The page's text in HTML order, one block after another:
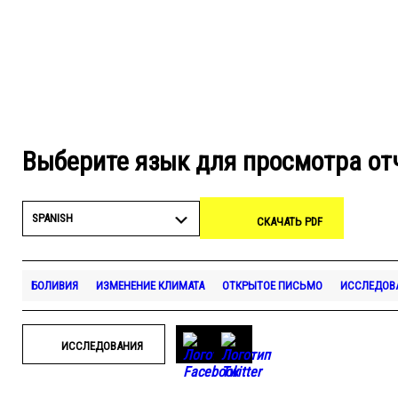
Выберите язык для просмотра
SPANISH СКАЧАТЬ PDF
БОЛИВИЯ ИЗМЕНЕНИЕ КЛИМАТА ОТКРЫТОЕ ПИСЬМО
ИССЛЕДОВАНИЯ